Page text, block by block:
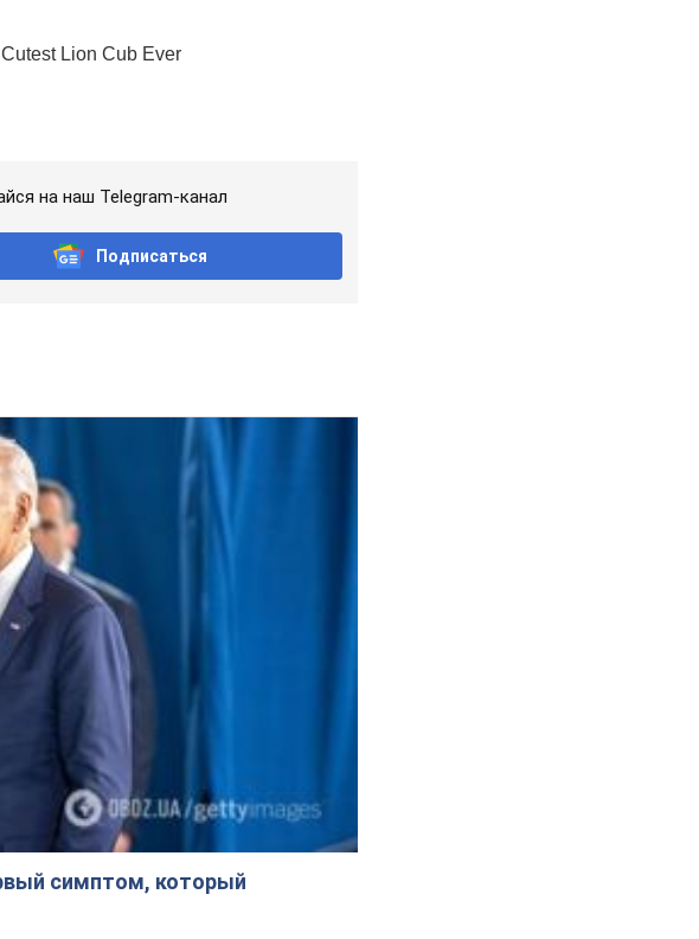
на наш Telegram-канал
Подписаться
симптом, который